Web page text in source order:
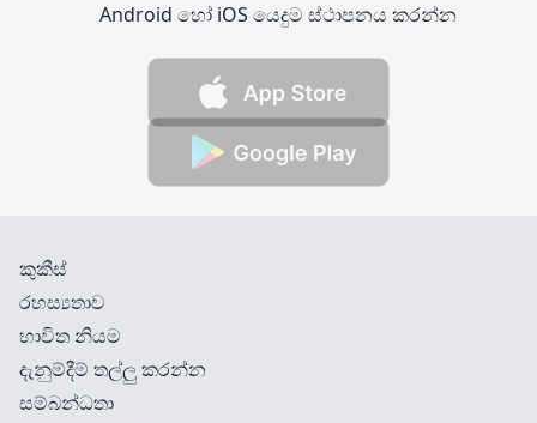
Android හෝ iOS යෙදුම ස්ථාපනය කරන්න
කුකීස්
රහස්‍යතාව
භාවිත නියම
දැනුම්දීම් තල්ලු කරන්න
සම්බන්ධතා